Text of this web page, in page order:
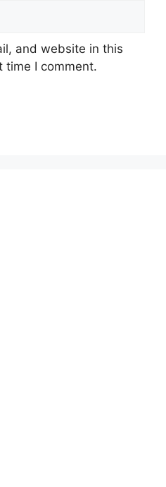
and website in this
time I comment.